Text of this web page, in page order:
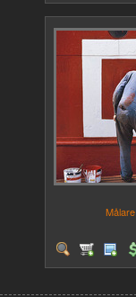
Målare